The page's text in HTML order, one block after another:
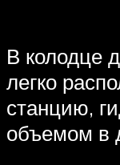
В колодце
легко
станцию,
объемом в